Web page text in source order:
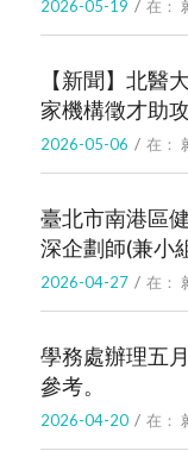
2026-05-19 / 在：
【新聞】北醫
家機構徵才助
2026-05-06 / 在：
臺北市南港區
深企劃師(兼小
2026-04-27 / 在：
學務處辦理五
參考。
2026-04-20 / 在：